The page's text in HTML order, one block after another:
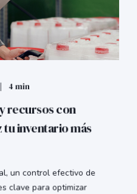
4 min
recursos con
inventario más
un control efectivo de
clave para optimizar